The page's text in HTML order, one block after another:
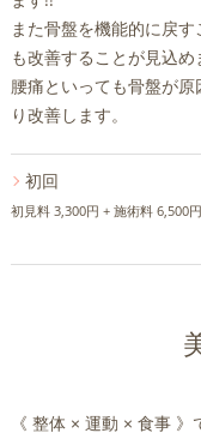
また骨盤を機能的に戻
も改善することが見込め
腰痛といっても骨盤が
り改善します。
初回
初見料 3,300円 + 施術料 6,500
《 整体 × 運動 × 食事